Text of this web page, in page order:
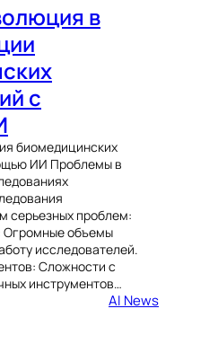
в
с
биомедицинских
ИИ Проблемы в
серьезных проблем:
Огромные объемы
исследователей.
Сложности с
инструментов…
AI News